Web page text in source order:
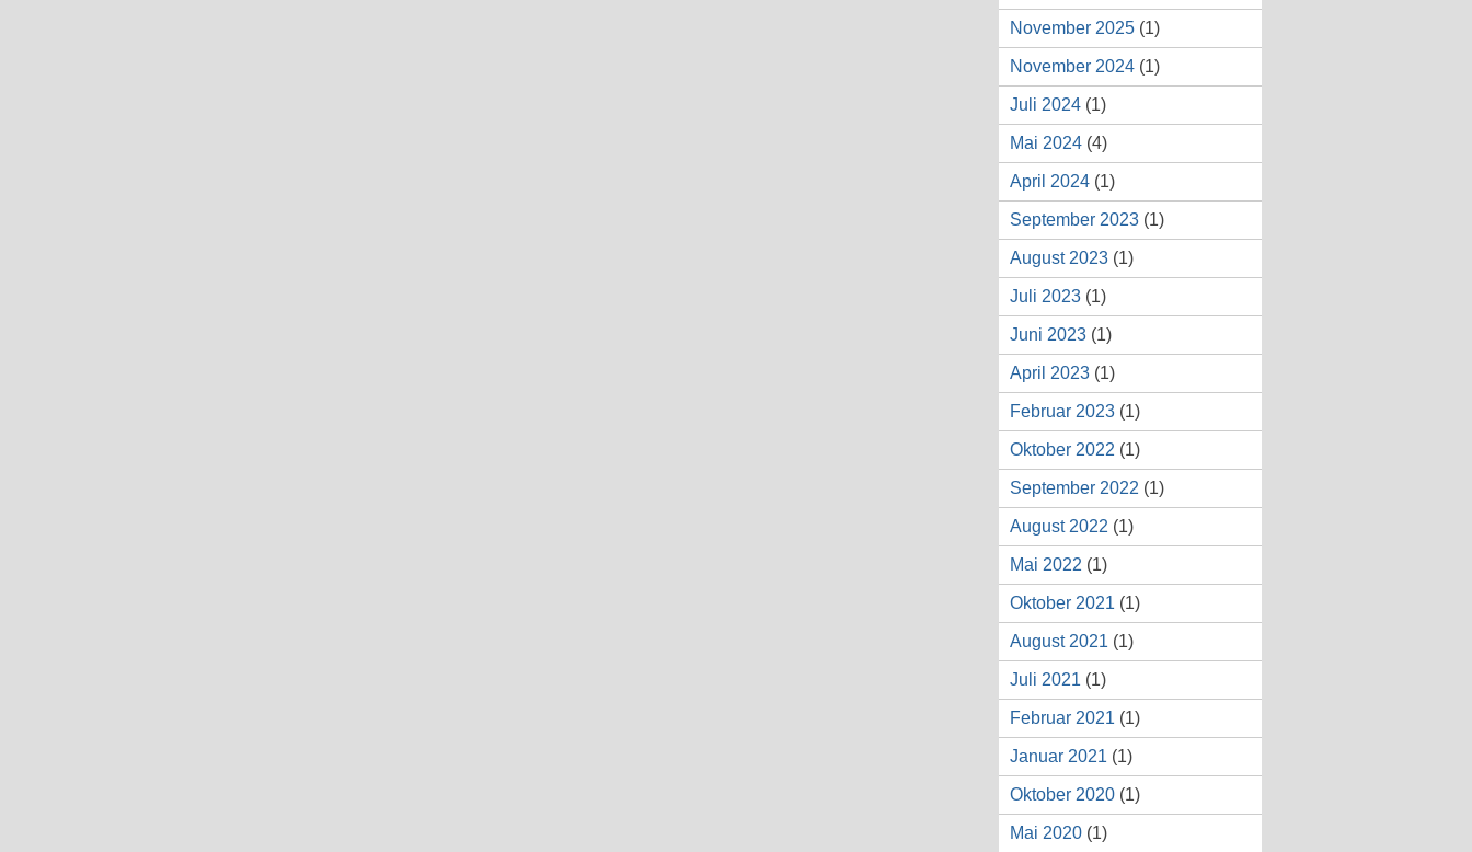
November 2025 (1)
November 2024 (1)
Juli 2024 (1)
Mai 2024 (4)
April 2024 (1)
September 2023 (1)
August 2023 (1)
Juli 2023 (1)
Juni 2023 (1)
April 2023 (1)
Februar 2023 (1)
Oktober 2022 (1)
September 2022 (1)
August 2022 (1)
Mai 2022 (1)
Oktober 2021 (1)
August 2021 (1)
Juli 2021 (1)
Februar 2021 (1)
Januar 2021 (1)
Oktober 2020 (1)
Mai 2020 (1)